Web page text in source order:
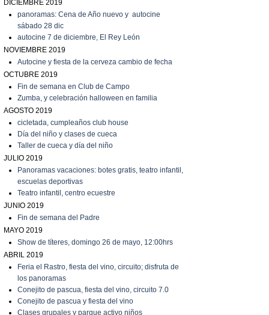
DICIEMBRE 2019
panoramas: Cena de Año nuevo y autocine
sábado 28 dic
autocine 7 de diciembre, El Rey León
NOVIEMBRE 2019
Autocine y fiesta de la cerveza cambio de fecha
OCTUBRE 2019
Fin de semana en Club de Campo
Zumba, y celebración halloween en familia
AGOSTO 2019
cicletada, cumpleaños club house
Día del niño y clases de cueca
Taller de cueca y día del niño
JULIO 2019
Panoramas vacaciones: botes gratis, teatro infantil,
escuelas deportivas
Teatro infantil, centro ecuestre
JUNIO 2019
Fin de semana del Padre
MAYO 2019
Show de títeres, domingo 26 de mayo, 12:00hrs
ABRIL 2019
Feria el Rastro, fiesta del vino, circuito; disfruta de
los panoramas
Conejito de pascua, fiesta del vino, circuito 7.0
Conejito de pascua y fiesta del vino
C lases grupales y parque activo niños